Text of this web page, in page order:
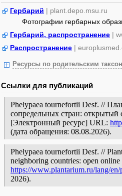
Гербарий | plant.depo.msu.ru
Фотографии гербарных
Гербарий, распространение |
Распространение |
Ресурсы по родительским
Ссылки для публикаций
Phelypaea tournefortii Desf. //
сопредельных стран: открытый
[Электронный ресурс] URL:
(дата обращения: 08.08.2026).
Phelypaea tournefortii Desf. //
neighboring countries: open
https://www.plantarium.ru/lang/
2026).